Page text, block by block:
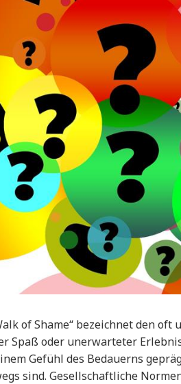
of Shame“ bezeichnet den
Spaß oder unerwarteter
Gefühl des Bedauerns
sind. Gesellschaftliche